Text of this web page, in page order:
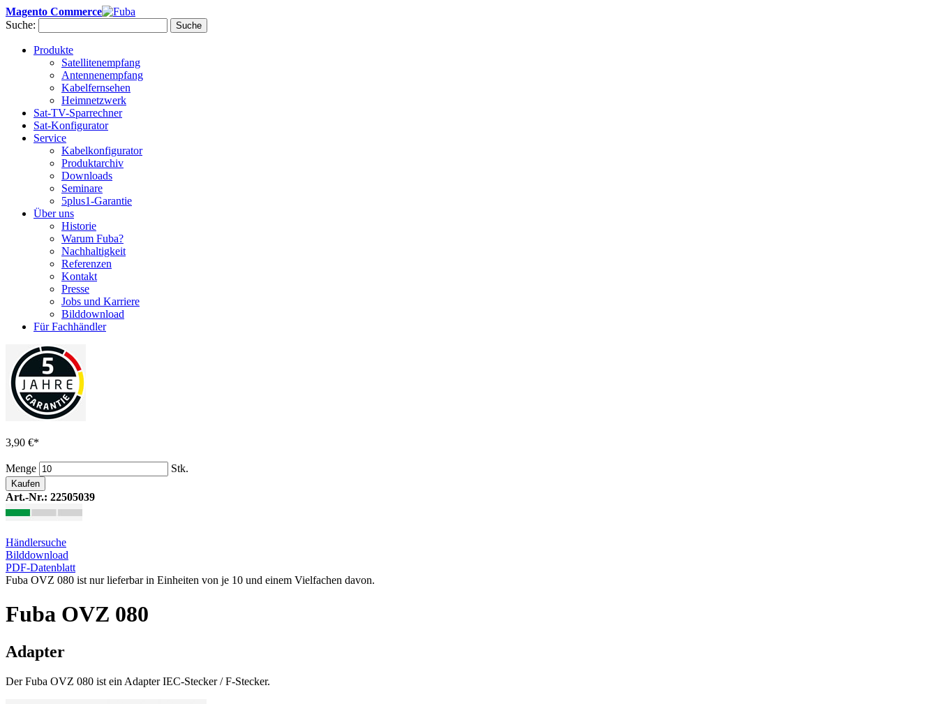
Magento Commerce
Suche:
Suche
Produkte
Satellitenempfang
Antennenempfang
Kabelfernsehen
Heimnetzwerk
Sat-TV-Sparrechner
Sat-Konfigurator
Service
Kabelkonfigurator
Produktarchiv
Downloads
Seminare
5plus1-Garantie
Über uns
Historie
Warum Fuba?
Nachhaltigkeit
Referenzen
Kontakt
Presse
Jobs und Karriere
Bilddownload
Für Fachhändler
3,90 €*
Menge Stk.
Kaufen
Art.-Nr.: 22505039
Händlersuche
Bilddownload
PDF-Datenblatt
Fuba OVZ 080 ist nur lieferbar in Einheiten von je 10 und einem Vielfachen davon.
Fuba OVZ 080
Adapter
Der Fuba OVZ 080 ist ein Adapter IEC-Stecker / F-Stecker.